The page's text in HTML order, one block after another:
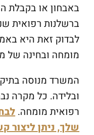
באבחון או בקבלת
ברשלנות רפואית
לבדוק זאת היא
מומחה ובחינה של
המשרד מנוסה
ובלידה. כל מקרה
רפואית מומחה.
שלך, ניתן ליצור